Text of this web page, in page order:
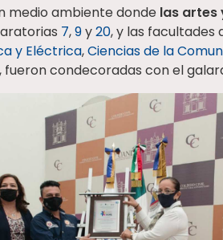
medio ambiente donde las artes
7,9y20, y las facultades
y Eléctrica,Ciencias de la
, fueron condecoradas con el